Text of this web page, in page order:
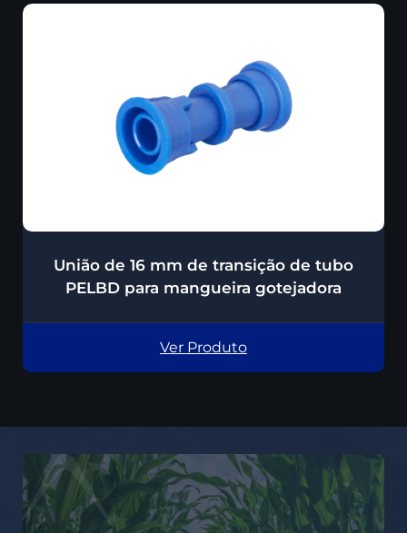
União de 16 mm de transição de tubo
PELBD para mangueira gotejadora
Ver Produto